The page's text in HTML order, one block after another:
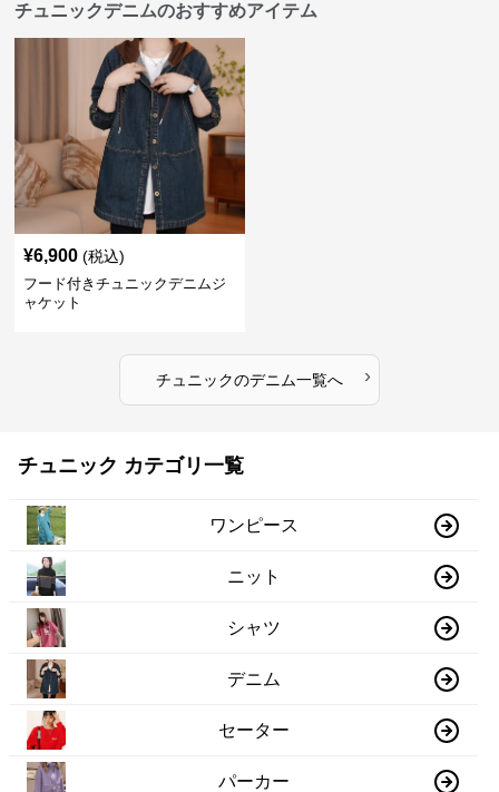
チュニックデニムのおすすめアイテム
¥6,900 (税込)
フード付きチュニックデニムジ
ャケット
チュニックのデニム一覧へ ›
チュニック カテゴリ一覧
ワンピース
ニット
シャツ
デニム
セーター
パーカー